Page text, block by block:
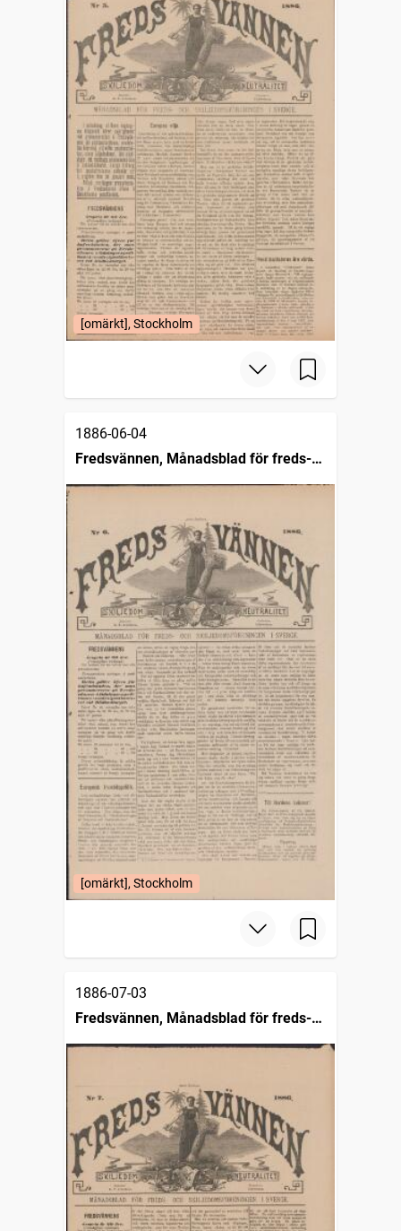
[omärkt], Stockholm
1886-06-04
Fredsvännen, Månadsblad för freds-
och skiljedomsföreningen i Sverige
[omärkt], Stockholm
1886-07-03
Fredsvännen, Månadsblad för freds-
och skiljedomsföreningen i Sverige